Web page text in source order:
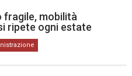
fragile, mobilità
ripete ogni estate